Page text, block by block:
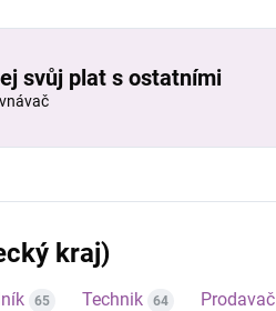
svůj plat s ostatními
kraj)
65 Technik 64 Prodavač